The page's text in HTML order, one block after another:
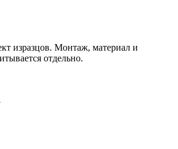
изразцов. Монтаж, материал и
отдельно.